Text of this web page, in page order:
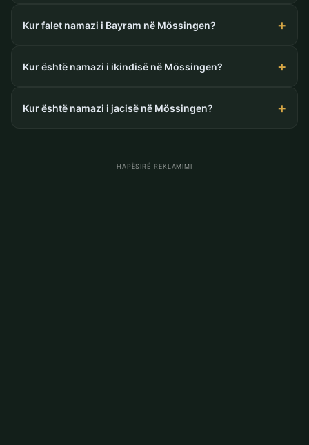
Kur falet namazi i Bayram në Mössingen?
Kur është namazi i ikindisë në Mössingen?
Kur është namazi i jacisë në Mössingen?
HAPËSIRË REKLAMIMI